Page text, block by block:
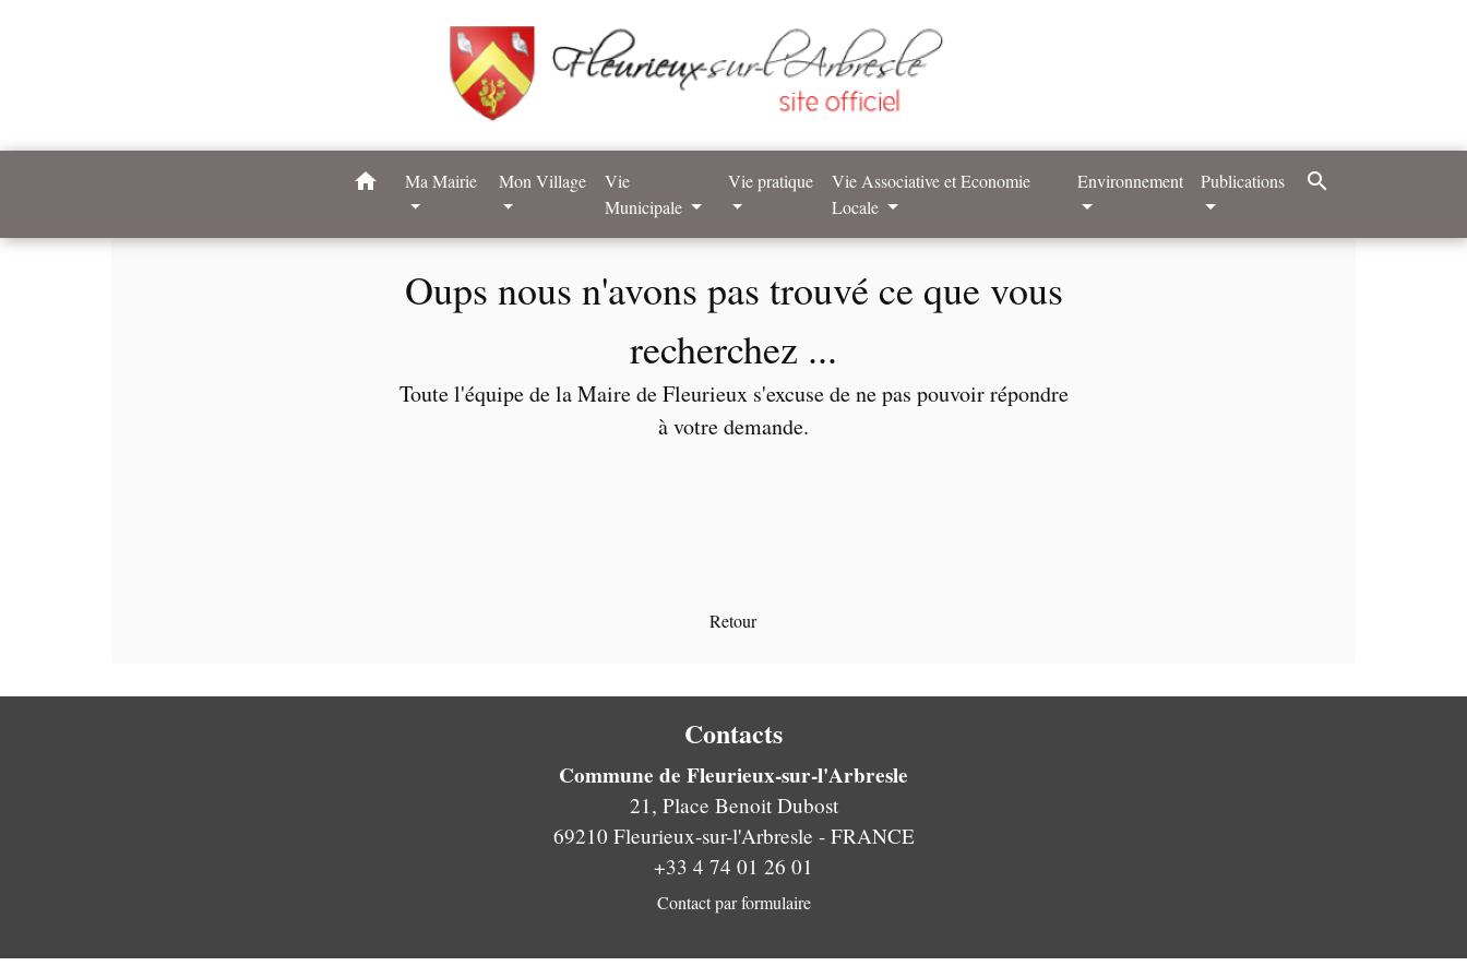
home Ma Mairie Mon Village
Vie
Municipale
Vie pratique
Vie Associative et Economie
Locale
Environnement Publications search
Oups nous n'avons pas trouvé ce que vous
recherchez ...
Toute l'équipe de la Maire de Fleurieux s'excuse de ne pas pouvoir répondre
à votre demande.
Retour
Contacts
Commune de Fleurieux-sur-l'Arbresle
21, Place Benoit Dubost
69210 Fleurieux-sur-l'Arbresle - FRANCE
+33 4 74 01 26 01
Contact par formulaire